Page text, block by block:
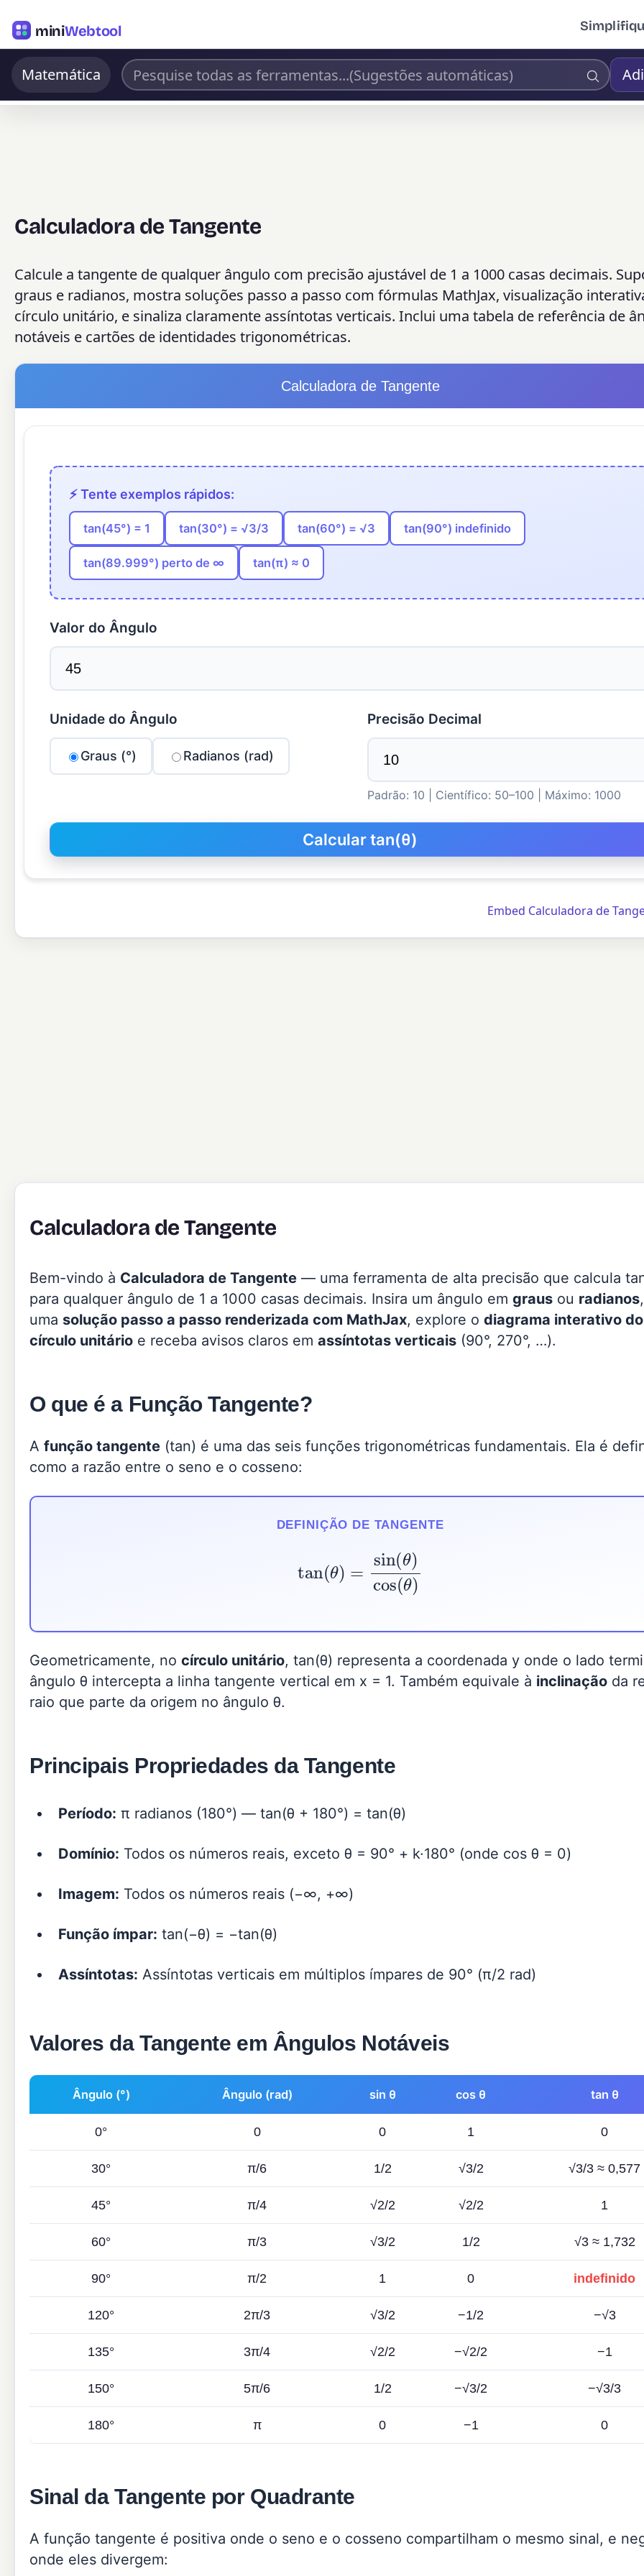
miniWebtool
Matemática
Calculadora de Tangente
Calcule a tangente de qualquer ângulo com precisão ajustável de 1 a 1000 casas decimais.
graus e radianos, mostra soluções passo a passo com fórmulas MathJax, visualização
círculo unitário, e sinaliza claramente assíntotas verticais. Inclui uma tabela de referência de
notáveis e cartões de identidades trigonométricas.
Calculadora de Tangente
⚡ Tente exemplos rápidos:
tan(45°) = 1 tan(30°) = √3/3 tan(60°) = √3 tan(90°) indefinido
tan(89.999°) perto de ∞ tan(π) ≈ 0
Valor do Ângulo
Unidade do Ângulo
Graus (°) Radianos (rad)
Precisão Decimal
Padrão: 10 | Científico: 50–100 | Máximo: 1000
Embed Calculadora de
Calculadora de Tangente
Bem-vindo à Calculadora de Tangente — uma ferramenta de alta precisão que calcula
para qualquer ângulo de 1 a 1000 casas decimais. Insira um ângulo em graus ou radianos
uma solução passo a passo renderizada com MathJax, explore o diagrama interativo do
círculo unitário e receba avisos claros em assíntotas verticais (90°, 270°, …).
O que é a Função Tangente?
A função tangente (tan) é uma das seis funções trigonométricas fundamentais. Ela é
como a razão entre o seno e o cosseno:
DEFINIÇÃO DE TANGENTE
θ)cos
Geometricamente, no círculo unitário, tan(θ) representa a coordenada y onde o lado
ângulo θ intercepta a linha tangente vertical em x = 1. Também equivale à inclinação da
raio que parte da origem no ângulo θ.
Principais Propriedades da Tangente
Período: π radianos (180°) — tan(θ + 180°) = tan(θ)
Domínio: Todos os números reais, exceto θ = 90° + k·180° (onde cos θ = 0)
Imagem: Todos os números reais (−∞, +∞)
Função ímpar: tan(−θ) = −tan(θ)
Assíntotas: Assíntotas verticais em múltiplos ímpares de 90° (π/2 rad)
Valores da Tangente em Ângulos Notáveis
Ângulo (°) Ângulo (rad) sin θ cos θ tan θ
0° 0 0 1 0
30° π/6 1/2 √3/2 √3/3 ≈ 0,577
45° π/4 √2/2 √2/2 1
60° π/3 √3/2 1/2 √3 ≈ 1,732
90° π/2 1 0 indefinido
120° 2π/3 √3/2 −1/2 −√3
135° 3π/4 √2/2 −√2/2 −1
150° 5π/6 1/2 −√3/2 −√3/3
180° π 0 −1 0
Sinal da Tangente por Quadrante
A função tangente é positiva onde o seno e o cosseno compartilham o mesmo sinal, e
onde eles divergem: